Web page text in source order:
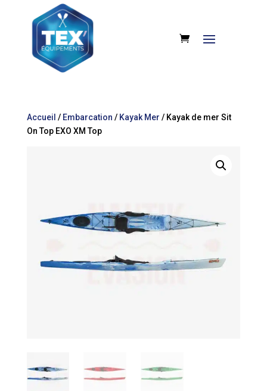
Accueil / Embarcation / Kayak Mer / Kayak de mer Sit
On Top EXO XM Top